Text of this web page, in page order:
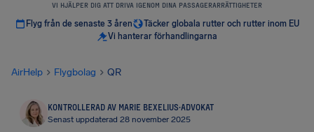
VI HJÄLPER DIG ATT DRIVA IGENOM DINA PASSAGERARRÄTTIGHETER
Flyg från de senaste 3 åren
Täcker globala rutter och rutter inom EU
Vi hanterar förhandlingarna
AirHelp Flygbolag QR
KONTROLLERAD AV MARIE BEXELIUS·ADVOKAT
Senast uppdaterad 28 november 2025